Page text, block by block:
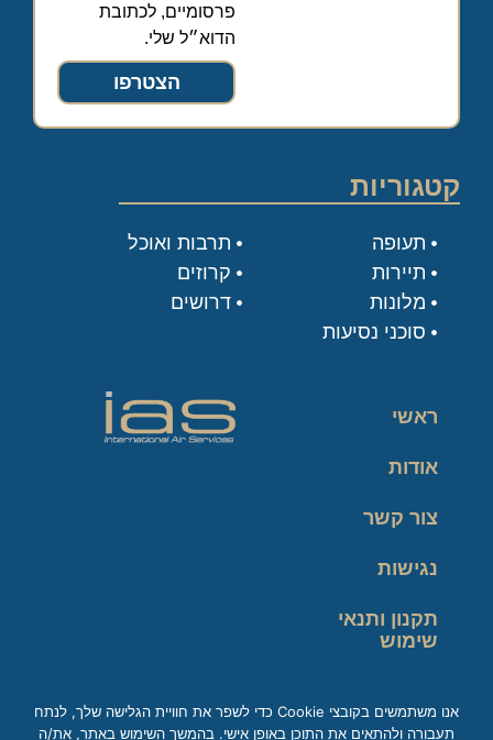
פרסומיים, לכתובת
הדוא״ל שלי.
הצטרפו
קטגוריות
תעופה
תיירות
מלונות
סוכני נסיעות
תרבות ואוכל
קרוזים
דרושים
ראשי
אודות
צור קשר
נגישות
תקנון ותנאי
שימוש
אנו משתמשים בקובצי Cookie כדי לשפר את חוויית הגלישה שלך, לנתח
תעבורה ולהתאים את התוכן באופן אישי. בהמשך השימוש באתר, את/ה